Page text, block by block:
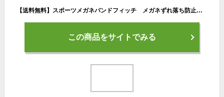
【送料無料】スポーツメガネバンドフィッチ メガネずれ落ち防止 置き忘れ防止 アウトドア 水洗い可能 壊れない 丈夫 シリコン スポーツ 作業 サングラスバンド 首掛け ずれない おしゃれ 長さ調整可能 人気 日本製
この商品をサイトでみる